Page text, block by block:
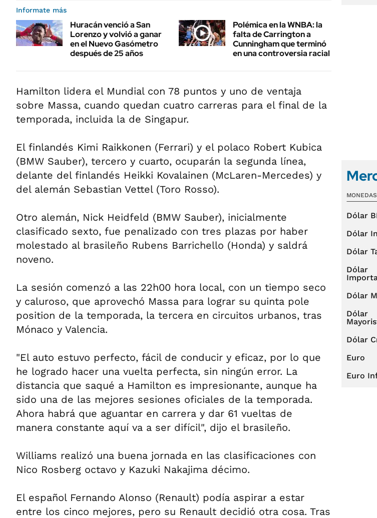
Informate más
Huracán venció a San
Lorenzo y volvió a ganar
en el Nuevo Gasómetro
después de 25 años
Polémica en la WNBA: la
falta de Carrington a
Cunningham que terminó
en una controversia racial
Hamilton lidera el Mundial con 78 puntos y uno de ventaja
sobre Massa, cuando quedan cuatro carreras para el final de la
temporada, incluida la de Singapur.
El finlandés Kimi Raikkonen (Ferrari) y el polaco Robert Kubica
(BMW Sauber), tercero y cuarto, ocuparán la segunda línea,
delante del finlandés Heikki Kovalainen (McLaren-Mercedes) y
del alemán Sebastian Vettel (Toro Rosso).
Otro alemán, Nick Heidfeld (BMW Sauber), inicialmente
clasificado sexto, fue penalizado con tres plazas por haber
molestado al brasileño Rubens Barrichello (Honda) y saldrá
noveno.
La sesión comenzó a las 22h00 hora local, con un tiempo seco
y caluroso, que aprovechó Massa para lograr su quinta pole
position de la temporada, la tercera en circuitos urbanos, tras
Mónaco y Valencia.
"El auto estuvo perfecto, fácil de conducir y eficaz, por lo que
he logrado hacer una vuelta perfecta, sin ningún error. La
distancia que saqué a Hamilton es impresionante, aunque ha
sido una de las mejores sesiones oficiales de la temporada.
Ahora habrá que aguantar en carrera y dar 61 vueltas de
manera constante aquí va a ser difícil", dijo el brasileño.
Williams realizó una buena jornada en las clasificaciones con
Nico Rosberg octavo y Kazuki Nakajima décimo.
El español Fernando Alonso (Renault) podía aspirar a estar
entre los cinco mejores, pero su Renault decidió otra cosa. Tras
MONEDAS
Dólar
Dólar
Dólar
Dólar
Dólar
Dólar
Dólar
Euro
Euro